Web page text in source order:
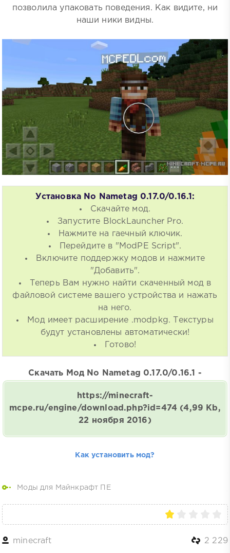
позволила упаковать поведения. Как видите, ни
наши ники видны.
Установка No Nametag 0.17.0/0.16.1:
Скачайте мод.
Запустите BlockLauncher Pro.
Нажмите на гаечный ключик.
Перейдите в "ModPE Script".
Включите поддержку модов и нажмите
"Добавить".
Теперь Вам нужно найти скаченный мод в
файловой системе вашего устройства и нажать
на него.
Мод имеет расширение .modpkg. Текстуры
будут установлены автоматически!
Готово!
Скачать Мод No Nametag 0.17.0/0.16.1 -
https://minecraft-
mcpe.ru/engine/download.php?id=474 (4,99 Kb,
22 ноября 2016)
Как установить мод?
Моды для Майнкрафт ПЕ
minecraft 2 229